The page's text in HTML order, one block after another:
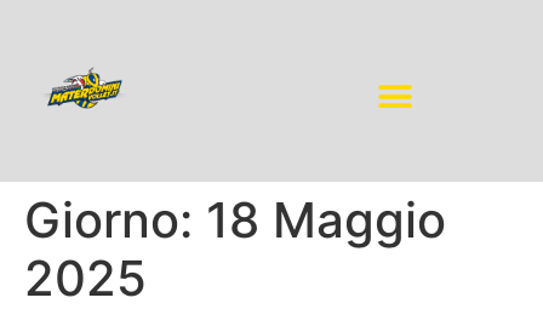
Giorno: 18 Maggio
2025